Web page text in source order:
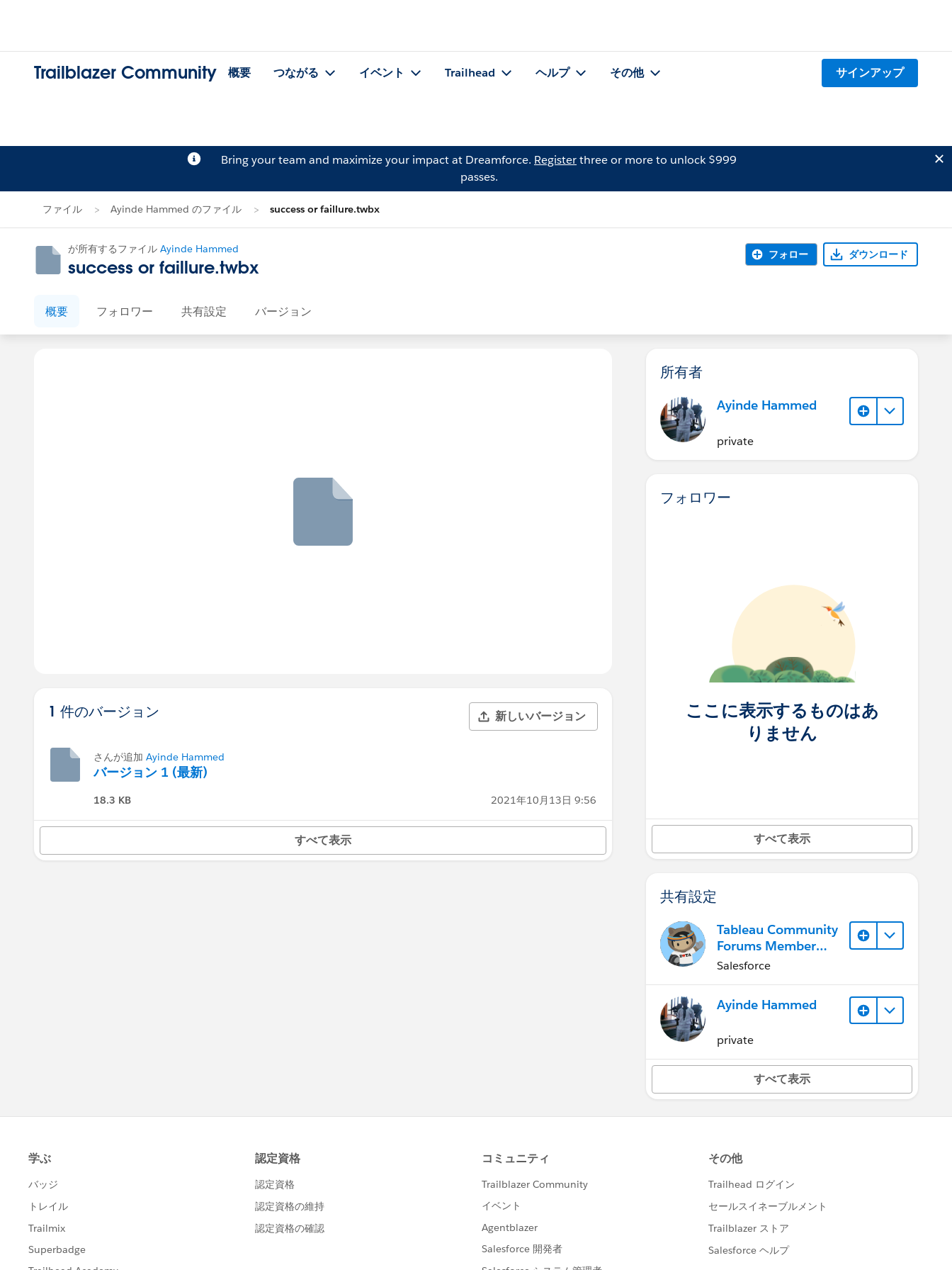
Trailblazer Community 概要 つながる イベント Trailhead ヘルプ その他 サインアップ
Bring your team and maximize your impact at Dreamforce. Registerthree or more to unlock $999
passes.
ファイル Ayinde Hammed のファイル success or faillure.twbx
が所有するファイル Ayinde Hammed
success or faillure.twbx
フォロー ダウンロード
概要 フォロワー 共有設定 バージョン
1 件のバージョン 新しいバージョン
さんが追加 Ayinde Hammed
バージョン 1 (最新)
18.3 KB 2021年10月13日 9:56
すべて表示
所有者
Ayinde Hammed
private
フォロワー
ここに表示するものはあ
りません
すべて表示
共有設定
Tableau Community
Forums Member
(Inactive)
Salesforce
Ayinde Hammed
private
すべて表示